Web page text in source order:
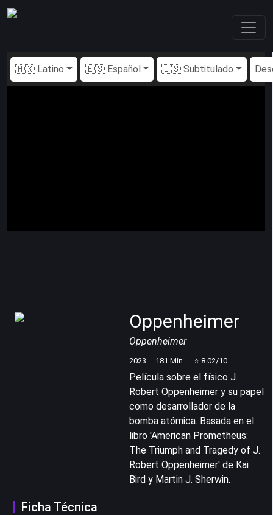
🇲🇽 Latino 🇪🇸 Español 🇺🇸 Subtitulado
Oppenheimer
Oppenheimer
2023 181 Min. ⭐ 8.02/10
Película sobre el físico J.
Robert Oppenheimer y su papel
como desarrollador de la
bomba atómica. Basada en el
libro 'American Prometheus:
The Triumph and Tragedy of J.
Robert Oppenheimer' de Kai
Bird y Martin J. Sherwin.
Ficha Técnica